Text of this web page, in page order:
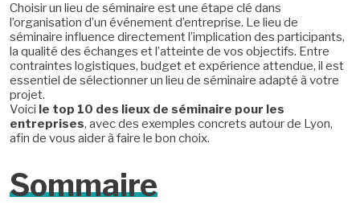
Choisir un lieu de séminaire est une étape clé dans
l’organisation d’un événement d’entreprise. Le lieu de
séminaire influence directement l’implication des participants,
la qualité des échanges et l’atteinte de vos objectifs. Entre
contraintes logistiques, budget et expérience attendue, il est
essentiel de sélectionner un lieu de séminaire adapté à votre
projet.
Voici le top 10 des lieux de séminaire pour les
entreprises, avec des exemples concrets autour de Lyon,
afin de vous aider à faire le bon choix.
Sommaire